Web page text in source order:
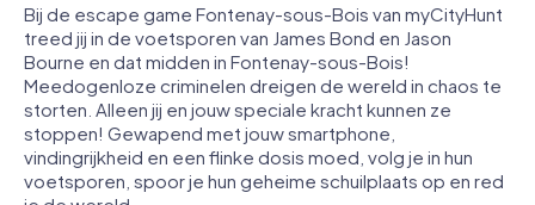
Bij de escape game Fontenay-sous-Bois van myCityHunt
treed jij in de voetsporen van James Bond en Jason
Bourne en dat midden in Fontenay-sous-Bois!
Meedogenloze criminelen dreigen de wereld in chaos te
storten. Alleen jij en jouw speciale kracht kunnen ze
stoppen! Gewapend met jouw smartphone,
vindingrijkheid en een flinke dosis moed, volg je in hun
voetsporen, spoor je hun geheime schuilplaats op en red